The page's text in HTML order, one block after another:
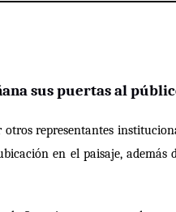
sus puertasal
otros representantes
en el paisaje,